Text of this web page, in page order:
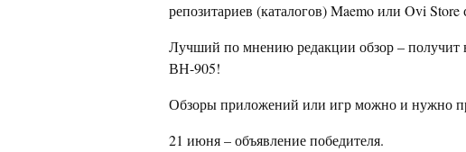
репозитариев (каталогов) Maemo или Ovi
Лучший по мнению редакции обзор – получит
ВН-905!
Обзоры приложений или игр можно и нужно
21 июня – объявление победителя.